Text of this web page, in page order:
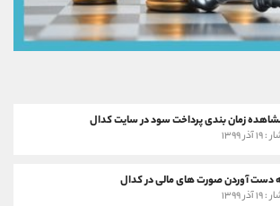
زمان بندی پرداخت سود در سایت کدال
۱۳۹۹
دست آوردن صورت های مالی در کدال
۱۳۹۹